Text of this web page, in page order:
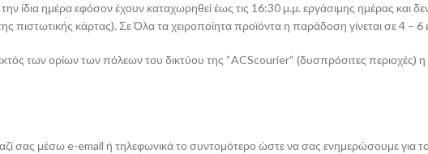
ίδια ημέρα εφόσον έχουν καταχωρηθεί έως τις 16:30 μ.μ. εργάσιμης ημέρας και
κάρτας). Σε Όλα τα χειροποίητα προϊόντα η παράδοση γίνεται σε 4 – 6
των ορίων των πόλεων του δικτύου της “ACScourier“ (δυσπρόσιτες περιοχές) η
σας μέσω e-email ή τηλεφωνικά το συντομότερο ώστε να σας ενημερώσουμε για